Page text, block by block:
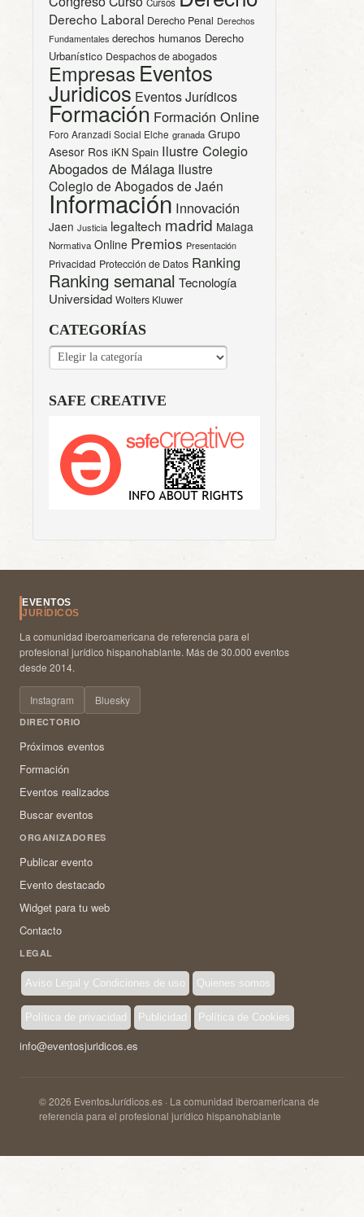
Derecho Laboral Derecho Penal Derechos
Fundamentales derechos humanos Derecho
Urbanístico Despachos de abogados
Empresas Eventos
Juridicos Eventos Jurídicos
Formación Formación Online
Foro Aranzadi Social Elche granada Grupo
Asesor Ros iKN Spain Ilustre Colegio
Abogados de Málaga Ilustre
Colegio de Abogados de Jaén
Información Innovación
Jaen Justicia legaltech madrid Malaga
Normativa Online Premios Presentación
Privacidad Protección de Datos Ranking
Ranking semanal Tecnología
Universidad Wolters Kluwer
CATEGORÍAS
CATEGORÍAS
SAFE CREATIVE
EVENTOS
JURÍDICOS
La comunidad iberoamericana de referencia para el
profesional jurídico hispanohablante. Más de 30.000 eventos
desde 2014.
Instagram Bluesky
DIRECTORIO
Próximos eventos
Formación
Eventos realizados
Buscar eventos
ORGANIZADORES
Publicar evento
Evento destacado
Widget para tu web
Contacto
LEGAL
Aviso Legal y Condiciones de uso Quienes somos
Política de privacidad Publicidad Política de Cookies
info@eventosjuridicos.es
© 2026 EventosJurídicos.es · La comunidad iberoamericana de
referencia para el profesional jurídico hispanohablante